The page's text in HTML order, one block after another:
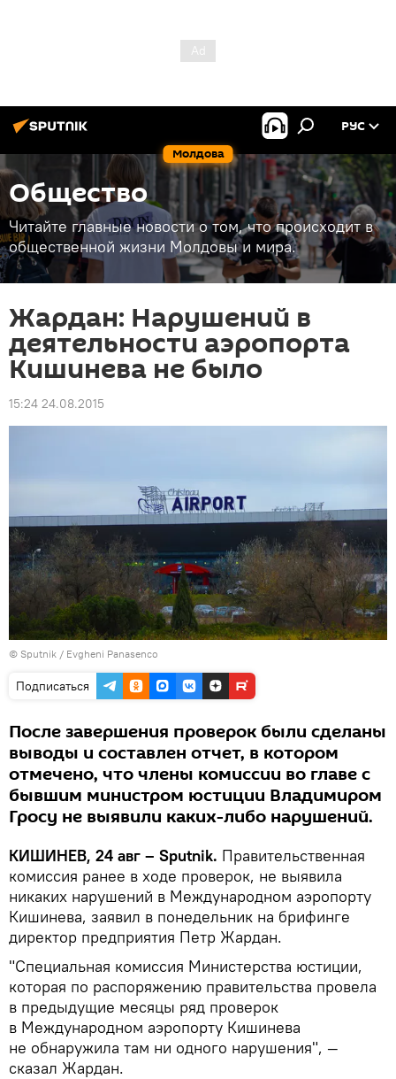
Молдова
РУС
Общество
Читайте главные новости о том, что происходит в
общественной жизни Молдовы и мира.
Жардан: Нарушений в
деятельности аэропорта
Кишинева не было
15:24 24.08.2015
© Sputnik / Evgheni Panasenco
Подписаться
После завершения проверок были сделаны
выводы и составлен отчет, в котором
отмечено, что члены комиссии во главе с
бывшим министром юстиции Владимиром
Гросу не выявили каких-либо нарушений.
КИШИНЕВ, 24 авг – Sputnik. Правительственная
комиссия ранее в ходе проверок, не выявила
никаких нарушений в Международном аэропорту
Кишинева, заявил в понедельник на брифинге
директор предприятия Петр Жардан.
"Специальная комиссия Министерства юстиции,
которая по распоряжению правительства провела
в предыдущие месяцы ряд проверок
в Международном аэропорту Кишинева
не обнаружила там ни одного нарушения", —
сказал Жардан.